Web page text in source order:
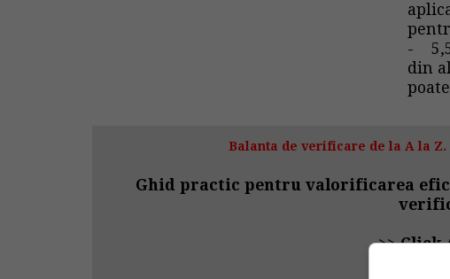
Balanta de verificare de la A la
Ghid practic pentru valorificarea
>>Click
-
din